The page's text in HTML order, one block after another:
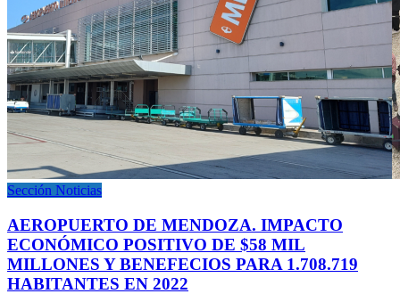
Sección Noticias
AEROPUERTO DE MENDOZA. IMPACTO
ECONÓMICO POSITIVO DE $58 MIL
MILLONES Y BENEFECIOS PARA 1.708.719
HABITANTES EN 2022